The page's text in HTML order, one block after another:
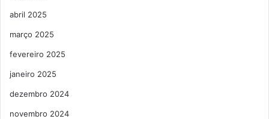
abril 2025
março 2025
fevereiro 2025
janeiro 2025
dezembro 2024
novembro 2024